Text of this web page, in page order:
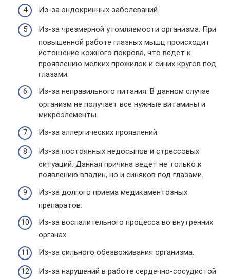
Из-за эндокринных заболеваний.
Из-за чрезмерной утомляемости организма. При
повышенной работе глазных мышц происходит
истощение кожного покрова, что ведет к
проявлению мелких прожилок и синих кругов под
глазами.
Из-за неправильного питания. В данном случае
организм не получает все нужные витамины и
микроэлементы.
Из-за аллергических проявлений.
Из-за постоянных недосыпов и стрессовых
ситуаций. Данная причина ведет не только к
появлению впадин, но и синяков под глазами.
Из-за долгого приема медикаментозных
препаратов.
Из-за воспалительного процесса во внутренних
органах.
Из-за сильного обезвоживания организма.
Из-за нарушений в работе сердечно-сосудистой